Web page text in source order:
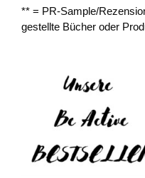
** = PR-Sample/
gestellte Bücher oder